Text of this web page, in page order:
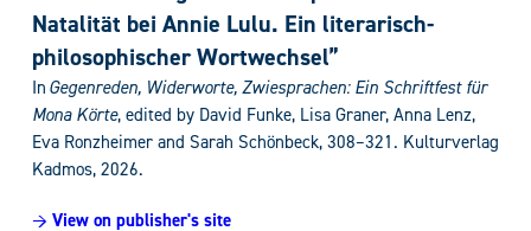
Natalität bei Annie Lulu. Ein literarisch-
philosophischer Wortwechsel”
In Gegenreden, Widerworte, Zwiesprachen:Ein Schriftfest für
Mona Körte, edited byDavid Funke, Lisa Graner, Anna Lenz,
Eva Ronzheimer and Sarah Schönbeck, 308–321. Kulturverlag
Kadmos, 2026.
→ View on publisher's site